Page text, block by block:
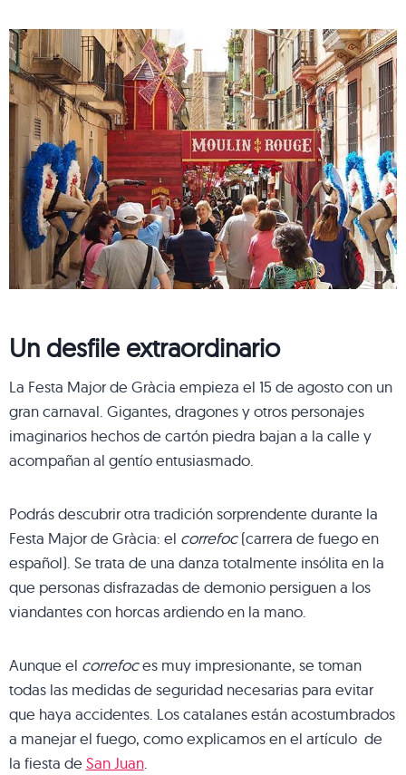
Un desfile extraordinario
La Festa Major de Gràcia empieza el 15 de agosto con un
gran carnaval. Gigantes, dragones y otros personajes
imaginarios hechos de cartón piedra bajan a la calle y
acompañan al gentío entusiasmado.
Podrás descubrir otra tradición sorprendente durante la
Festa Major de Gràcia: el correfoc(carrera de fuego en
español). Se trata de una danza totalmente insólita en la
que personas disfrazadas de demonio persiguen a los
viandantes con horcas ardiendo en la mano.
Aunque el correfoces muy impresionante, se toman
todas las medidas de seguridad necesarias para evitar
que haya accidentes. Los catalanes están acostumbrados
a manejar el fuego, como explicamos en el artículo de
la fiesta de San Juan.